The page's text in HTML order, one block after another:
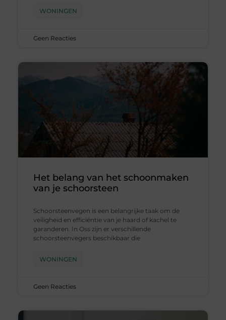
WONINGEN
Geen Reacties
Het belang van het schoonmaken
van je schoorsteen
Schoorsteenvegen is een belangrijke taak om de
veiligheid en efficiëntie van je haard of kachel te
garanderen. In Oss zijn er verschillende
schoorsteenvegers beschikbaar die
WONINGEN
Geen Reacties